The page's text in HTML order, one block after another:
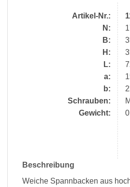
Artikel-Nr.:
N:
B:
H:
L:
a:
b:
Schrauben:
Gewicht:
Beschreibung
Weiche Spannbacken aus